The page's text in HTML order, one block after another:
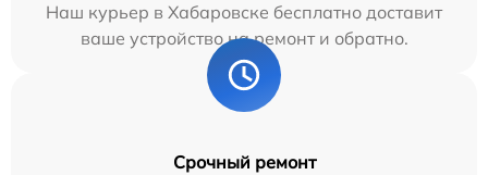
Наш курьер в Хабаровске бесплатно доставит
ваше устройство на ремонт и обратно.
Срочный ремонт